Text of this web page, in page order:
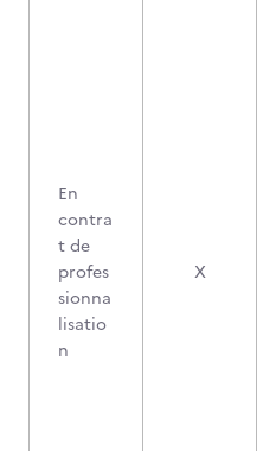
En
contra
t de
profes
sionna
lisatio
n
X